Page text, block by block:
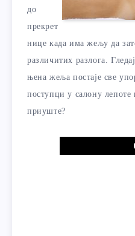
до
прекрет
нице када има жељу да
различитих разлога.
њена жеља постаје све
поступци у салону
приуште?